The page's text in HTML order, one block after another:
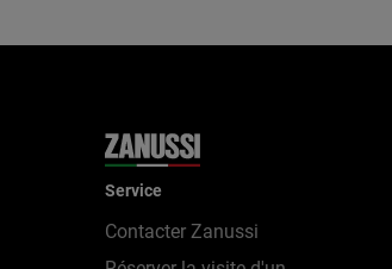
Service
Contacter Zanussi